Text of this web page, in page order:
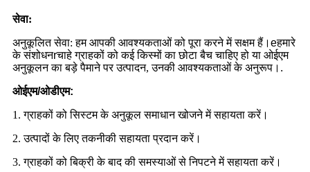
सेवा:
अनुकूलित सेवा: हम आपकी आवश्यकताओं को पूरा करने में सक्षम हैं। eहमारे
के संशोधनrचाहे ग्राहकों को कई किस्मों का छोटा बैच चाहिए हो या ओईएम
अनुकूलन का बड़े पैमाने पर उत्पादन, उनकी आवश्यकताओं के अनुरूप। .
ओईएम/ओडीएम:
1. ग्राहकों को सिस्टम के अनुकूल समाधान खोजने में सहायता करें।
2. उत्पादों के लिए तकनीकी सहायता प्रदान करें।
3. ग्राहकों को बिक्री के बाद की समस्याओं से निपटने में सहायता करें।